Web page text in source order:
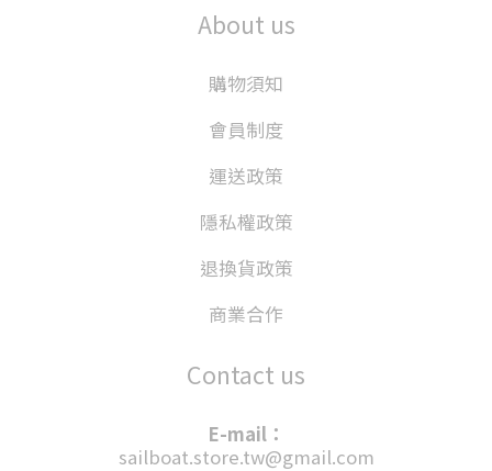
About us
購物須知
會員制度
運送政策
隱私權政策
退換貨政策
商業合作
Contact us
E-mail：
sailboat.store.tw@gmail.com